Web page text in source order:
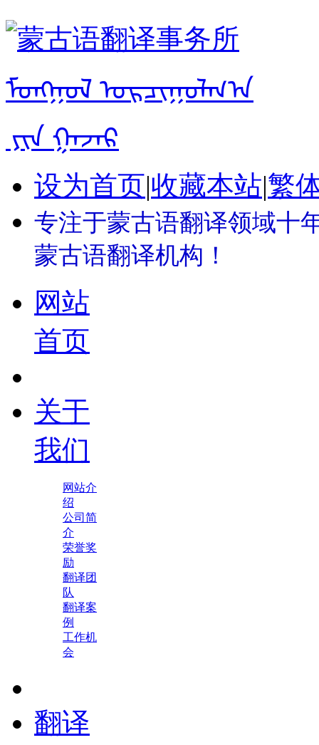
设为首页|收藏本站|繁
专注于蒙古语翻译领域十
蒙古语翻译机构！
网站
首页
关于
我们
网站介
绍
公司简
介
荣誉奖
励
翻译团
队
翻译案
例
工作机
会
翻译